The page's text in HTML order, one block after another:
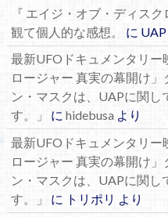
『 エイジ・オブ・ディス
観て個人的な感想。
に UAP
最新UFOドキュメンタリー
ロージャー 真実の幕開け
ン・マスクは、UAPに関
す。」
に hidebusaより
最新UFOドキュメンタリー
ロージャー 真実の幕開け
ン・マスクは、UAPに関
す。」
に トリポリ より